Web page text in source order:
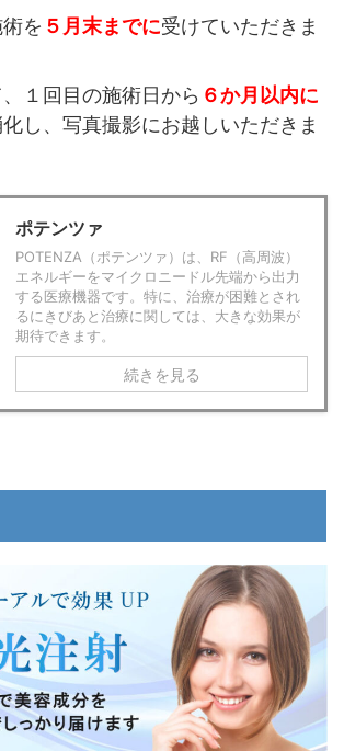
を ５月末までに受けていただきま
１回目の施術日から ６か月以内に
し、写真撮影にお越しいただきま
ポテンツァ
POTENZA（ポテンツァ）は、RF（高周波）
エネルギーをマイクロニードル先端から出力
する医療機器です。特に、治療が困難とされ
るにきびあと治療に関しては、大きな効果が
期待できます。
続きを見る